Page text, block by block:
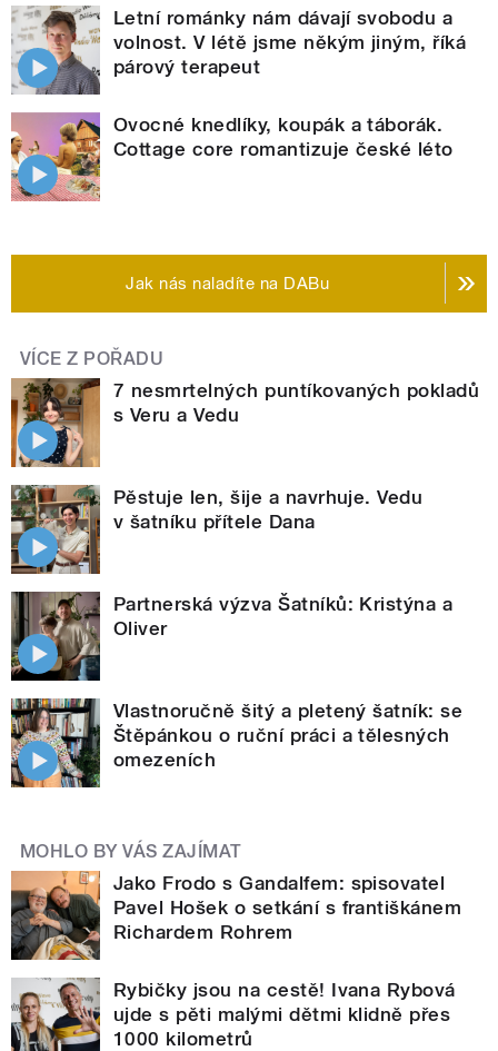
Letní románky nám dávají svobodu a
volnost. V létě jsme někým jiným, říká
párový terapeut
Ovocné knedlíky, koupák a táborák.
Cottage core romantizuje české léto
Jak nás naladíte na DABu
VÍCE Z POŘADU
7 nesmrtelných puntíkovaných pokladů
s Veru a Vedu
Pěstuje len, šije a navrhuje. Vedu
v šatníku přítele Dana
Partnerská výzva Šatníků: Kristýna a
Oliver
Vlastnoručně šitý a pletený šatník: se
Štěpánkou o ruční práci a tělesných
omezeních
MOHLO BY VÁS ZAJÍMAT
Jako Frodo s Gandalfem: spisovatel
Pavel Hošek o setkání s františkánem
Richardem Rohrem
Rybičky jsou na cestě! Ivana Rybová
ujde s pěti malými dětmi klidně přes
1000 kilometrů